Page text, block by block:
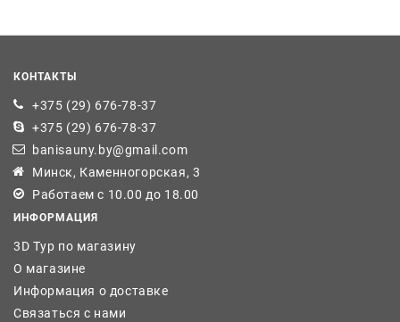
КОНТАКТЫ
+375 (29) 676-78-37
+375 (29) 676-78-37
banisauny.by@gmail.com
Минск, Каменногорская, 3
Работаем с 10.00 до 18.00
ИНФОРМАЦИЯ
3D Тур по магазину
О магазине
Информация о доставке
Связаться с нами